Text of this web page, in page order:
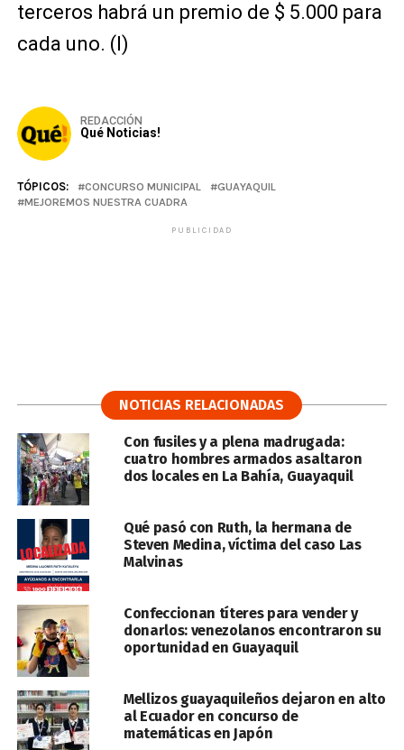
terceros habrá un premio de $ 5.000 para
cada uno. (I)
REDACCIÓN
Qué Noticias!
TÓPICOS: CONCURSO MUNICIPAL
GUAYAQUIL
MEJOREMOS NUESTRA CUADRA
PUBLICIDAD
NOTICIAS RELACIONADAS
Con fusiles y a plena madrugada:
cuatro hombres armados asaltaron
dos locales en La Bahía, Guayaquil
Qué pasó con Ruth, la hermana de
Steven Medina, víctima del caso Las
Malvinas
Confeccionan títeres para vender y
donarlos: venezolanos encontraron su
oportunidad en Guayaquil
Mellizos guayaquileños dejaron en alto
al Ecuador en concurso de
matemáticas en Japón